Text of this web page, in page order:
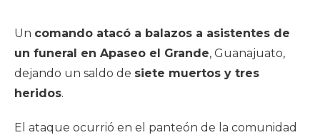
Un comando atacó a balazos a asistentes de
un funeral en Apaseo el Grande, Guanajuato,
dejando un saldo de siete muertos y tres
heridos.
El ataque ocurrió en el panteón de la comunidad